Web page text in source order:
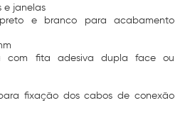
e janelas
e branco para acabamento
com fita adesiva dupla face ou
fixação dos cabos de conexão